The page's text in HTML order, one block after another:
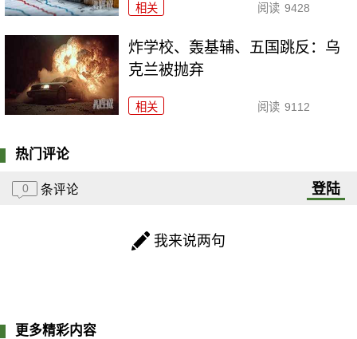
相关 阅读 9428
炸学校、轰基辅、五国跳反：乌
克兰被抛弃
相关 阅读 9112
热门评论
0 条评论 登陆
我来说两句
更多精彩内容